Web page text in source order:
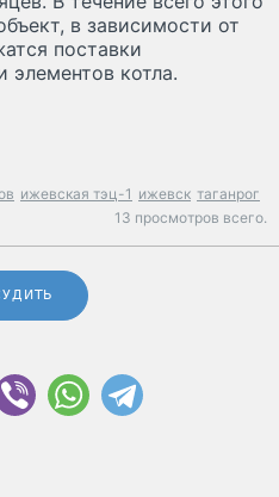
в зависимости от
поставки
элементов котла.
ижевская тэц-1 ижевск таганрог
13 просмотров всего.